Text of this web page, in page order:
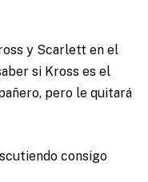
y Scarlett en el
si Kross es el
pero le quitará
consigo